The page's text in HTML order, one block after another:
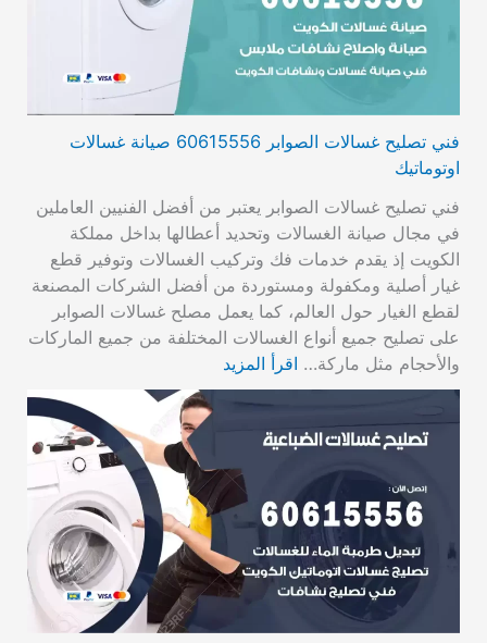
فني تصليح غسالات الصوابر 60615556 صيانة غسالات
اوتوماتيك
فني تصليح غسالات الصوابر يعتبر من أفضل الفنيين العاملين
في مجال صيانة الغسالات وتحديد أعطالها بداخل مملكة
الكويت إذ يقدم خدمات فك وتركيب الغسالات وتوفير قطع
غيار أصلية ومكفولة ومستوردة من أفضل الشركات المصنعة
لقطع الغيار حول العالم، كما يعمل مصلح غسالات الصوابر
على تصليح جميع أنواع الغسالات المختلفة من جميع الماركات
والأحجام مثل ماركة… اقرأ المزيد